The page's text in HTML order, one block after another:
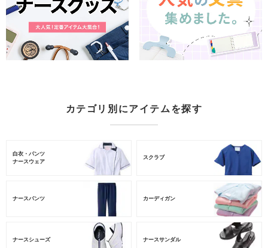
カテゴリ別にアイテムを探す
白衣・パンツ
ナースウェア
スクラブ
ナースパンツ カーディガン
ナースシューズ ナースサンダル